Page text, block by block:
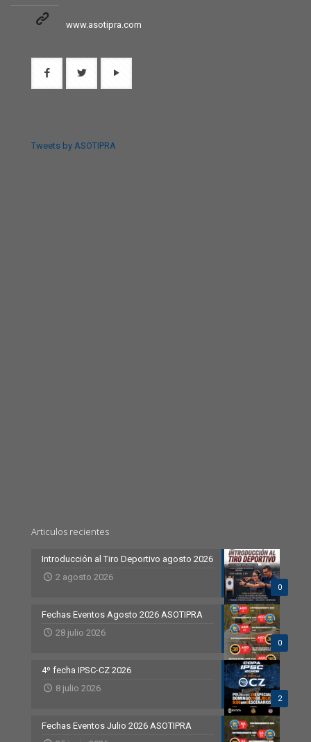
www.asotipra.com
Tweets by ASOTIPRA
Articulos recientes
0
Introducción al Tiro Deportivo agosto 2026
2 agosto 2026
0
Fechas Eventos Agosto 2026 ASOTIPRA
28 julio 2026
2
4º fecha IPSC-CZ 2026
8 julio 2026
Fechas Eventos Julio 2026 ASOTIPRA